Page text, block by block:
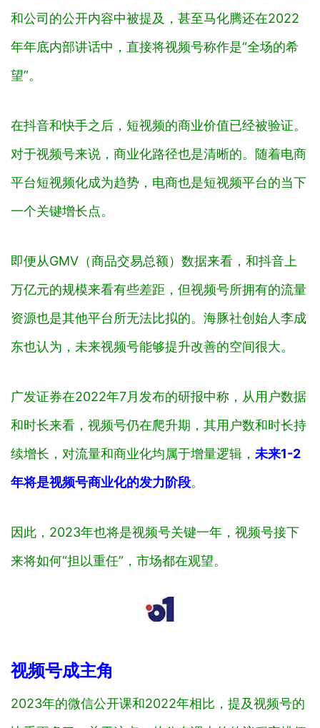
和公司的公开内容中被提及，甚至马化腾还在2022
年年底内部讲话中，直接将视频号称作是“全场的希
望”。
在抖音和快手之后，短视频的商业价值已经被验证。
对于视频号来说，商业化路径也是清晰的。随着电商
平台短视频化成为趋势，电商也是短视频平台的当下
一个关键增长点。
即便从GMV（商品交易总额）数据来看，和抖音上
万亿元的规模来看有些差距，但视频号所拥有的流量
资源也是其他平台所无法比拟的。海豚社创始人李成
东也认为，未来视频号能够提升改善的空间很大。
广发证券在2022年7月发布的研报中称，从用户数据
和时长来看，视频号仍在爬升期，其用户数和时长持
续增长，对流量和商业化均属于增量逻辑， 未来1-2
年将是视频号商业化的发力阶段。
因此，2023年也将是视频号关键一年，视频号接下
来将如何“担以重任”，市场都在观望。
视频号成主角
2023年的微信公开课和2022年相比，提及视频号的